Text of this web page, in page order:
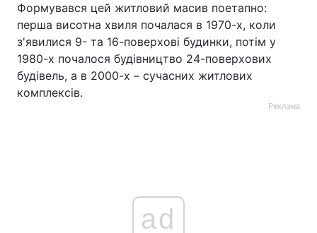
Формувався цей житловий масив поетапно:
перша висотна хвиля почалася в 1970-х, коли
з'явилися 9- та 16-поверхові будинки, потім у
1980-х почалося будівництво 24-поверхових
будівель, а в 2000-х – сучасних житлових
комплексів.
Реклама
ad